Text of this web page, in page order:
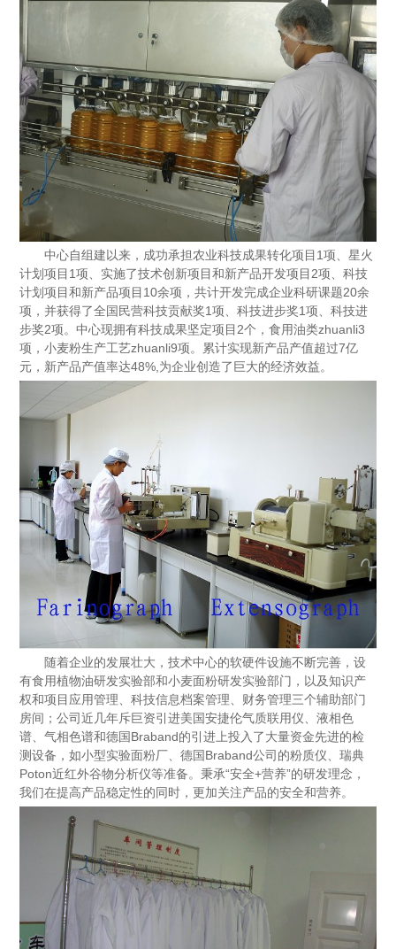
中心自组建以来，成功承担农业科技成果转化项目1项、星火
计划项目1项、 实施了技术创新项目和新产品开发项目2项、科技
计划项目和新产品项目10余项，共计开发完成企业科研课题20余
项，并获得了全国民营科技贡献奖1项、科技进步奖1项、科技进
步奖2项。中心现拥有科技成果坚定项目2个，食用油类zhuanli3
项，小麦粉生产工艺zhuanli9项。累计实现新产品产值超过7亿
元，新产品产值率达48%,为企业创造了巨大的经济效益。
随着企业的发展壮大，技术中心的软硬件设施不断完善，设
有食用植物油研发实验部和小麦面粉研发实验部门，以及知识产
权和项目应用管理、科技信息档案管理、财务管理三个辅助部门
房间；公司近几年斥巨资引进美国安捷伦气质联用仪、液相色
谱、气相色谱和德国Braband的引进上投入了大量资金先进的检
测设备，如小型实验面粉厂、德国Braband公司的粉质仪、瑞典
Poton近红外谷物分析仪等准备。秉承“安全+营养”的研发理念，
我们在提高产品稳定性的同时，更加关注产品的安全和营养。